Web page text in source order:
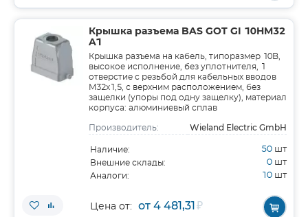
Крышка разъема BAS GOT GI 10HM32
A1
Крышка разъема на кабель, типоразмер 10B,
высокое исполнение, без уплотнителя, 1
отверстие с резьбой для кабельных вводов
M32x1,5, с верхним расположением, без
защелки (упоры под одну защелку), материал
корпуса: алюминиевый сплав
Производитель: Wieland Electric GmbH
Наличие: 50 шт
Внешние склады: 0 шт
Аналоги: 10 шт
Цена от: от 4 481,31₽